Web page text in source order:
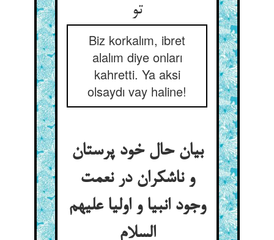
تو
Biz korkalım, ibret
alalım diye onları
kahretti. Ya aksi
olsaydı vay haline!
بیان حال خود پرستان
و ناشکران در نعمت
وجود انبیا و اولیا علیهم
السلام‏